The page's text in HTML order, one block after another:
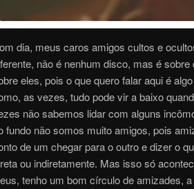
dia, meus caros amigos cultos e
não é nenhum disco, mas é
eles, pois o que quero falar aqui é
as vezes, tudo pode vir a baixo
não sabemos lidar com alguns
fundo não somos muito amigos, pois
de um chegar para o outro e dizer o
ou indiretamente. Mas isso só
tenho um bom círculo de amizades,